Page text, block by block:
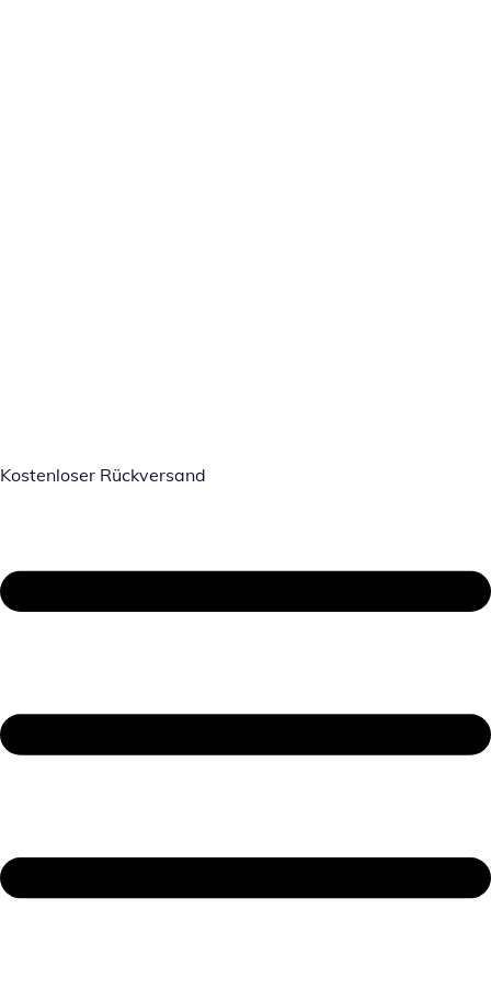
Kostenloser Rückversand